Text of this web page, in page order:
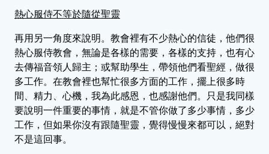
熱心服侍不等於隨從聖靈
再用另一角度來說明。教會裡有不少熱心的信徒，他們很
熱心服侍教會，無論是各樣的需要，各樣的支持，也有心
去傳福音領人歸主；或幫助學生，帶領他們看聖經，做很
多工作。在教會裡也幫忙很多方面的工作，擺上很多時
間、精力、心機，我為此感恩，也感謝他們。只是我同樣
要說明一件重要的事情，就是不管你做了多少事情，多少
工作，但如果你沒有跟隨聖靈，覺得慢慢來都可以，絕對
不是這回事。